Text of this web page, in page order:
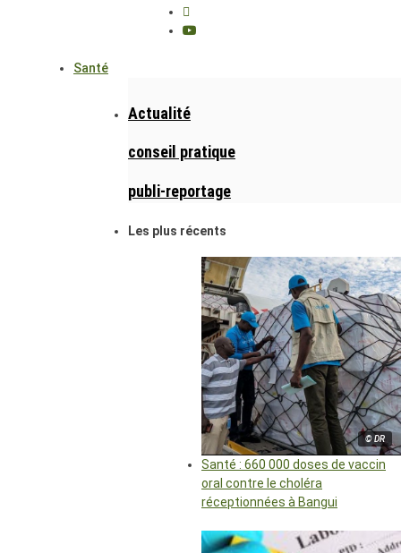
Santé
Actualité
conseil pratique
publi-reportage
Les plus récents
© DR
Santé : 660 000 doses de vaccin
oral contre le choléra
réceptionnées à Bangui